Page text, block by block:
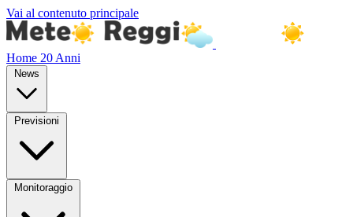
Vai al contenuto principale
Home 20 Anni
News
Previsioni
Monitoraggio